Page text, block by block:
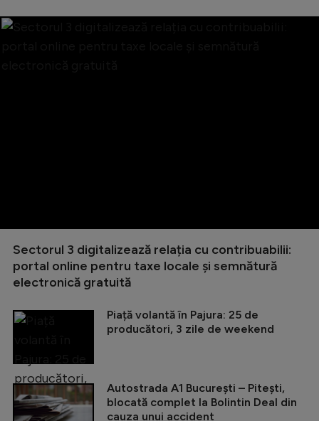
Sectorul 3 digitalizează relația cu contribuabilii:
portal online pentru taxe locale și semnătură
electronică gratuită
Piață volantă în Pajura: 25 de
producători, 3 zile de weekend
Autostrada A1 București – Pitești,
blocată complet la Bolintin Deal din
cauza unui accident